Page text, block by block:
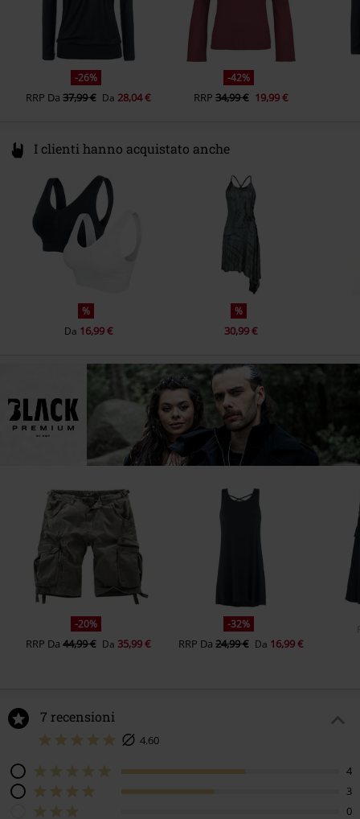
nero/blu
-26%
RRP Da37,99 € Da 28,04 €
-42%
RRP 34,99 € 19,99 €
I clienti hanno acquistato anche
%
Da 16,99 €
%
30,99 €
-20%
RRP Da44,99 € Da35,99 €
-32%
RRP Da24,99 € Da 16,99 €
7 recensioni
4.60
4
3
0